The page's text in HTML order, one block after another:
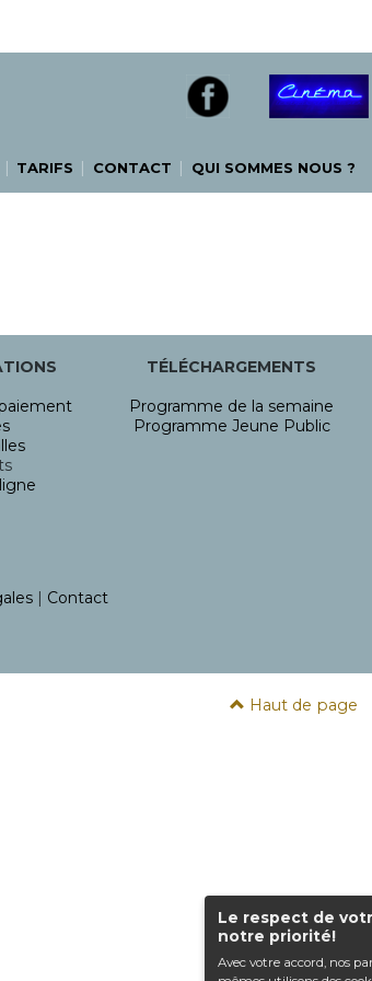
Le respect de
notre priorité!
Avec votre accord, nos
| TARIFS | CONTACT | QUI SOMMES NOUS ?
TÉLÉCHARGEMENTS
Programme de la semaine
Programme Jeune Public
| Contact
Haut de page